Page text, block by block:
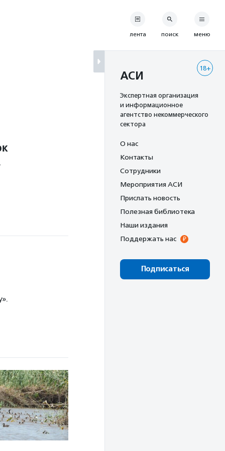
лента поиск меню
18+
АСИ
Экспертная организация
и информационное
агентство некоммерческого
сектора
О нас
Контакты
Сотрудники
Мероприятия АСИ
Прислать новость
Полезная библиотека
Наши издания
Поддержать нас
Подписаться